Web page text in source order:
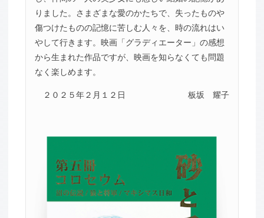
りました。さまざまな愛のかたちで、失ったものや
傷つけたものの記憶に苦しむ人々を、時の流れはい
やして行きます。映画「グラディエーター」の感想
から生まれた作品ですが、映画を知らなくても問題
なく楽しめます。
２０２５年２月１２日 板坂 耀子